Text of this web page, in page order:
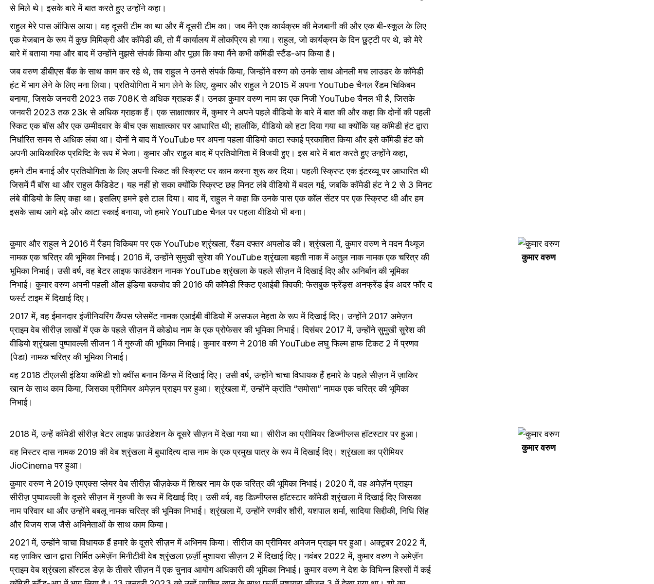
से मिले थे। इसके बारे में बात करते हुए उन्होंने कहा।
राहुल मेरे पास ऑफिस आया। वह दूसरी टीम का था और मैं दूसरी टीम का। जब मैंने एक कार्यक्रम की मेजबानी की और एक बी-स्कूल के लिए
एक मेजबान के रूप में कुछ मिमिक्री और कॉमेडी की, तो मैं कार्यालय में लोकप्रिय हो गया। राहुल, जो कार्यक्रम के दिन छुट्टी पर थे, को मेरे
बारे में बताया गया और बाद में उन्होंने मुझसे संपर्क किया और पूछा कि क्या मैंने कभी कॉमेडी स्टैंड-अप किया है।
जब वरुण डीबीएस बैंक के साथ काम कर रहे थे, तब राहुल ने उनसे संपर्क किया, जिन्होंने वरुण को उनके साथ ओनली मच लाउडर के कॉमेडी
हंट में भाग लेने के लिए मना लिया। प्रतियोगिता में भाग लेने के लिए, कुमार और राहुल ने 2015 में अपना YouTube चैनल रैंडम चिकिबम
बनाया, जिसके जनवरी 2023 तक 708K से अधिक ग्राहक हैं। उनका कुमार वरुण नाम का एक निजी YouTube चैनल भी है, जिसके
जनवरी 2023 तक 23k से अधिक ग्राहक हैं। एक साक्षात्कार में, कुमार ने अपने पहले वीडियो के बारे में बात की और कहा कि दोनों की पहली
स्किट एक बॉस और एक उम्मीदवार के बीच एक साक्षात्कार पर आधारित थी; हालाँकि, वीडियो को हटा दिया गया था क्योंकि यह कॉमेडी हंट द्वारा
निर्धारित समय से अधिक लंबा था। दोनों ने बाद में YouTube पर अपना पहला वीडियो काटा स्काई प्रकाशित किया और इसे कॉमेडी हंट को
अपनी आधिकारिक प्रविष्टि के रूप में भेजा। कुमार और राहुल बाद में प्रतियोगिता में विजयी हुए। इस बारे में बात करते हुए उन्होंने कहा,
हमने टीम बनाई और प्रतियोगिता के लिए अपनी स्किट की स्क्रिप्ट पर काम करना शुरू कर दिया। पहली स्क्रिप्ट एक इंटरव्यू पर आधारित थी
जिसमें मैं बॉस था और राहुल कैंडिडेट। यह नहीं हो सका क्योंकि स्क्रिप्ट छह मिनट लंबे वीडियो में बदल गई, जबकि कॉमेडी हंट ने 2 से 3 मिनट
लंबे वीडियो के लिए कहा था। इसलिए हमने इसे टाल दिया। बाद में, राहुल ने कहा कि उनके पास एक कॉल सेंटर पर एक स्क्रिप्ट थी और हम
इसके साथ आगे बढ़े और काटा स्काई बनाया, जो हमारे YouTube चैनल पर पहला वीडियो भी बना।
कुमार और राहुल ने 2016 में रैंडम चिकिबम पर एक YouTube श्रृंखला, रैंडम दफ्तर अपलोड की। श्रृंखला में, कुमार वरुण ने मदन मैथ्यूज
नामक एक चरित्र की भूमिका निभाई। 2016 में, उन्होंने सुमुखी सुरेश की YouTube श्रृंखला बहती नाक में अतुल नाक नामक एक चरित्र की
भूमिका निभाई। उसी वर्ष, वह बेटर लाइफ फाउंडेशन नामक YouTube श्रृंखला के पहले सीज़न में दिखाई दिए और अनिर्बान की भूमिका
निभाई। कुमार वरुण अपनी पहली ऑल इंडिया बकचोद की 2016 की कॉमेडी स्किट एआईबी क्विकी: फेसबुक फ्रेंड्स अनफ्रेंड ईच अदर फॉर द
फर्स्ट टाइम में दिखाई दिए।
2017 में, वह ईमानदार इंजीनियरिंग कैंपस प्लेसमेंट नामक एआईबी वीडियो में असफल मेहता के रूप में दिखाई दिए। उन्होंने 2017 अमेज़न
प्राइम वेब सीरीज़ लाखों में एक के पहले सीज़न में कोडोथ नाम के एक प्रोफेसर की भूमिका निभाई। दिसंबर 2017 में, उन्होंने सुमुखी सुरेश की
वीडियो श्रृंखला पुष्पावल्ली सीजन 1 में गुरुजी की भूमिका निभाई। कुमार वरुण ने 2018 की YouTube लघु फिल्म हाफ टिकट 2 में प्रणव
(पेडा) नामक चरित्र की भूमिका निभाई।
वह 2018 टीएलसी इंडिया कॉमेडी शो क्वींस बनाम किंग्स में दिखाई दिए। उसी वर्ष, उन्होंने चाचा विधायक हैं हमारे के पहले सीज़न में ज़ाकिर
खान के साथ काम किया, जिसका प्रीमियर अमेज़न प्राइम पर हुआ। श्रृंखला में, उन्होंने क्रांति “समोसा” नामक एक चरित्र की भूमिका
निभाई।
कुमार वरुण
2018 में, उन्हें कॉमेडी सीरीज़ बेटर लाइफ फ़ाउंडेशन के दूसरे सीज़न में देखा गया था। सीरीज का प्रीमियर डिज्नीप्लस हॉटस्टार पर हुआ।
वह मिस्टर दास नामक 2019 की वेब श्रृंखला में बुधादित्य दास नाम के एक प्रमुख पात्र के रूप में दिखाई दिए। श्रृंखला का प्रीमियर
JioCinema पर हुआ।
कुमार वरुण ने 2019 एमएक्स प्लेयर वेब सीरीज़ चीज़केक में शिखर नाम के एक चरित्र की भूमिका निभाई। 2020 में, वह अमेज़ॅन प्राइम
सीरीज़ पुष्पावल्ली के दूसरे सीज़न में गुरुजी के रूप में दिखाई दिए। उसी वर्ष, वह डिज़्नीप्लस हॉटस्टार कॉमेडी श्रृंखला में दिखाई दिए जिसका
नाम परिवार था और उन्होंने बबलू नामक चरित्र की भूमिका निभाई। श्रृंखला में, उन्होंने रणवीर शौरी, यशपाल शर्मा, सादिया सिद्दीकी, निधि सिंह
और विजय राज जैसे अभिनेताओं के साथ काम किया।
2021 में, उन्होंने चाचा विधायक हैं हमारे के दूसरे सीज़न में अभिनय किया। सीरीज का प्रीमियर अमेजन प्राइम पर हुआ। अक्टूबर 2022 में,
वह ज़ाकिर खान द्वारा निर्मित अमेज़ॅन मिनीटीवी वेब श्रृंखला फ़र्ज़ी मुशायरा सीज़न 2 में दिखाई दिए। नवंबर 2022 में, कुमार वरुण ने अमेज़ॅन
प्राइम वेब श्रृंखला हॉस्टल डेज़ के तीसरे सीज़न में एक चुनाव आयोग अधिकारी की भूमिका निभाई। कुमार वरुण ने देश के विभिन्न हिस्सों में कई
कुमार वरुण